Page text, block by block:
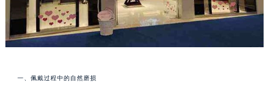
一、佩戴过程中的自然磨损